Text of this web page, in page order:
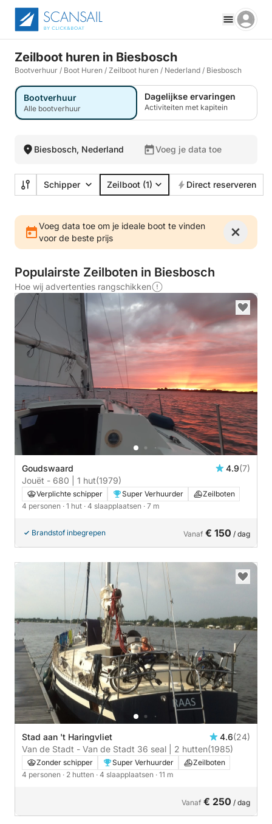
Zeilboot huren in Biesbosch
Bootverhuur / Boot Huren / Zeilboot huren / Nederland / Biesbosch
Bootverhuur
Alle bootverhuur
Dagelijkse ervaringen
Activiteiten met kapitein
Biesbosch, Nederland Voeg je data toe
Schipper Zeilboot (1) Direct reserveren
Voeg data toe om je ideale boot te vinden
voor de beste prijs
Populairste Zeilboten in Biesbosch
Hoe wij advertenties rangschikken
Goudswaard 4.9(7)
Jouët - 680 | 1 hut(1979)
Verplichte schipper Super Verhuurder
Zeilboten
4 personen · 1 hut · 4 slaapplaatsen · 7 m
Brandstof inbegrepen Vanaf € 150 / dag
Stad aan 't Haringvliet 4.6(24)
Van de Stadt - Van de Stadt 36 seal | 2 hutten(1985)
Zonder schipper Super Verhuurder
Zeilboten
4 personen · 2 hutten · 4 slaapplaatsen · 11 m
Vanaf € 250 / dag